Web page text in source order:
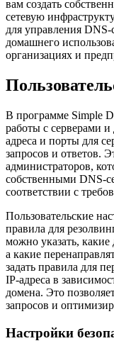
вам создать
сетевую
для управления DNS-
домашнего
организациях и
В программе Simple
работы с серверами
адреса и порты для
запросов и ответов.
администраторов,
собственными DNS-
соответствии с
Пользовательские
правила для
можно указать, какие
а какие
задать правила для
IP-адреса в
домена. Это
запросов и
Настройки